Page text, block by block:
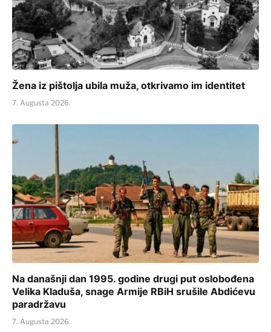
Žena iz pištolja ubila muža, otkrivamo im identitet
7. Augusta 2026.
Na današnji dan 1995. godine drugi put oslobođena
Velika Kladuša, snage Armije RBiH srušile Abdićevu
paradržavu
7. Augusta 2026.